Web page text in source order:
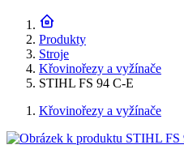
Produkty
Stroje
Křovinořezy a vyžínače
STIHL FS 94 C-E
Křovinořezy a vyžínače